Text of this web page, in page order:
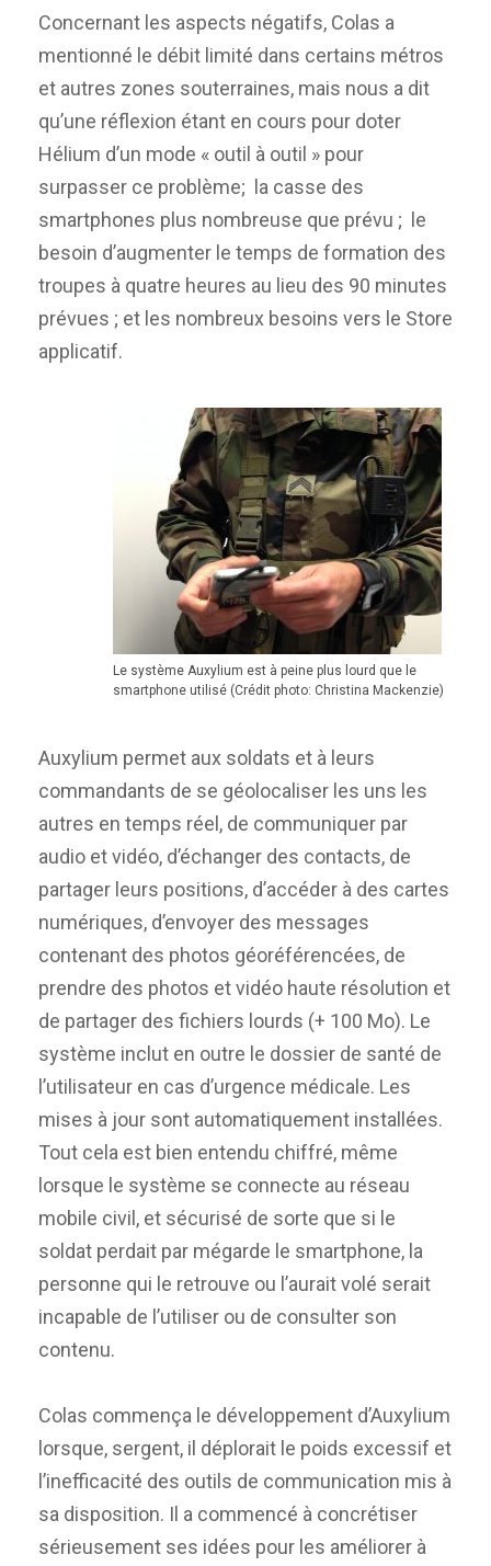
Concernant les aspects négatifs, Colas a
mentionné le débit limité dans certains métros
et autres zones souterraines, mais nous a dit
qu’une réflexion étant en cours pour doter
Hélium d’un mode « outil à outil » pour
surpasser ce problème; la casse des
smartphones plus nombreuse que prévu ; le
besoin d’augmenter le temps de formation des
troupes à quatre heures au lieu des 90 minutes
prévues ; et les nombreux besoins vers le Store
applicatif.
Le système Auxylium est à peine plus lourd que le
smartphone utilisé (Crédit photo: Christina Mackenzie)
Auxylium permet aux soldats et à leurs
commandants de se géolocaliser les uns les
autres en temps réel, de communiquer par
audio et vidéo, d’échanger des contacts, de
partager leurs positions, d’accéder à des cartes
numériques, d’envoyer des messages
contenant des photos géoréférencées, de
prendre des photos et vidéo haute résolution et
de partager des fichiers lourds (+ 100 Mo). Le
système inclut en outre le dossier de santé de
l’utilisateur en cas d’urgence médicale. Les
mises à jour sont automatiquement installées.
Tout cela est bien entendu chiffré, même
lorsque le système se connecte au réseau
mobile civil, et sécurisé de sorte que si le
soldat perdait par mégarde le smartphone, la
personne qui le retrouve ou l’aurait volé serait
incapable de l’utiliser ou de consulter son
contenu.
Colas commença le développement d’Auxylium
lorsque, sergent, il déplorait le poids excessif et
l’inefficacité des outils de communication mis à
sa disposition. Il a commencé à concrétiser
sérieusement ses idées pour les améliorer à